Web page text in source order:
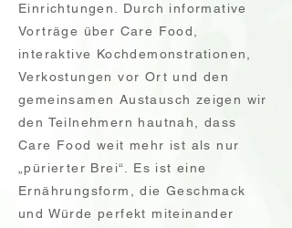
Einrichtungen. Durch informative
Vorträge über Care Food,
interaktive Kochdemonstrationen,
Verkostungen vor Ort und den
gemeinsamen Austausch zeigen wir
den Teilnehmern hautnah, dass
Care Food weit mehr ist als nur
„pürierter Brei“. Es ist eine
Ernährungsform, die Geschmack
und Würde perfekt miteinander